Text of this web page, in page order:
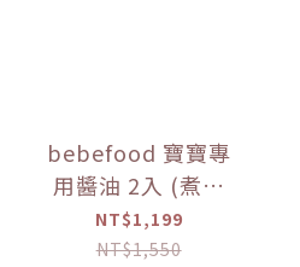
bebefood 寶寶專
用醬油 2入 (煮湯
*1+沾用*1)
+bebefood 兒童調
NT$1,199
NT$1,550